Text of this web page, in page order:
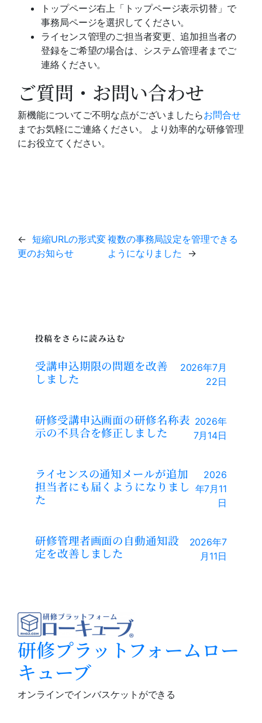
トップページ右上「トップページ表示切替」で
事務局ページを選択してください。
ライセンス管理のご担当者変更、追加担当者の
登録をご希望の場合は、システム管理者までご
連絡ください。
ご質問・お問い合わせ
新機能についてご不明な点がございましたらお問合せ
までお気軽にご連絡ください。 より効率的な研修管理
にお役立てください。
← 短縮URLの形式変
更のお知らせ
複数の事務局設定を管理できる
ようになりました
→
投稿をさらに読み込む
受講申込期限の問題を改善
しました
2026年7月
22日
研修受講申込画面の研修名称表
示の不具合を修正しました
2026年
7月14日
ライセンスの通知メールが追加
担当者にも届くようになりまし
た
2026
年7月11
日
研修管理者画面の自動通知設
定を改善しました
2026年7
月11日
研修プラットフォームロー
キューブ
オンラインでインバスケットができる